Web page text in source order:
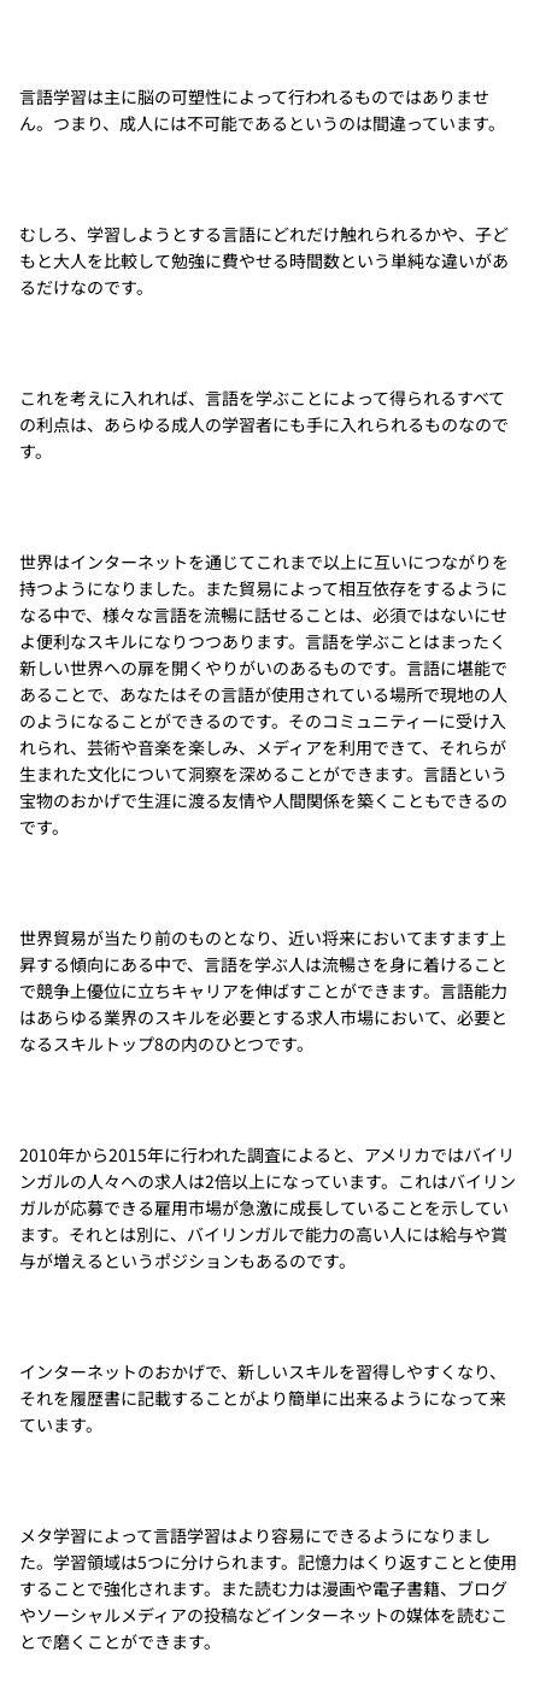
言語学習は主に脳の可塑性によって行われるものではありませ
ん。つまり、成人には不可能であるというのは間違っています。
むしろ、学習しようとする言語にどれだけ触れられるかや、子ど
もと大人を比較して勉強に費やせる時間数という単純な違いがあ
るだけなのです。
これを考えに入れれば、言語を学ぶことによって得られるすべて
の利点は、あらゆる成人の学習者にも手に入れられるものなので
す。
世界はインターネットを通じてこれまで以上に互いにつながりを
持つようになりました。また貿易によって相互依存をするように
なる中で、様々な言語を流暢に話せることは、必須ではないにせ
よ便利なスキルになりつつあります。言語を学ぶことはまったく
新しい世界への扉を開くやりがいのあるものです。言語に堪能で
あることで、あなたはその言語が使用されている場所で現地の人
のようになることができるのです。そのコミュニティーに受け入
れられ、芸術や音楽を楽しみ、メディアを利用できて、それらが
生まれた文化について洞察を深めることができます。言語という
宝物のおかげで生涯に渡る友情や人間関係を築くこともできるの
です。
世界貿易が当たり前のものとなり、近い将来においてますます上
昇する傾向にある中で、言語を学ぶ人は流暢さを身に着けること
で競争上優位に立ちキャリアを伸ばすことができます。言語能力
はあらゆる業界のスキルを必要とする求人市場において、必要と
なるスキルトップ8の内のひとつです。
2010年から2015年に行われた調査によると、アメリカではバイリ
ンガルの人々への求人は2倍以上になっています。これはバイリン
ガルが応募できる雇用市場が急激に成長していることを示してい
ます。それとは別に、バイリンガルで能力の高い人には給与や賞
与が増えるというポジションもあるのです。
インターネットのおかげで、新しいスキルを習得しやすくなり、
それを履歴書に記載することがより簡単に出来るようになって来
ています。
メタ学習によって言語学習はより容易にできるようになりまし
た。学習領域は5つに分けられます。記憶力はくり返すことと使用
することで強化されます。また読む力は漫画や電子書籍、ブログ
やソーシャルメディアの投稿などインターネットの媒体を読むこ
とで磨くことができます。